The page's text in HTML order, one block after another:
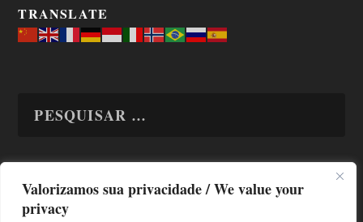
Valorizamos sua privacidade / We value your
privacy
TRANSLATE
TODAS OS ASSUNTOS